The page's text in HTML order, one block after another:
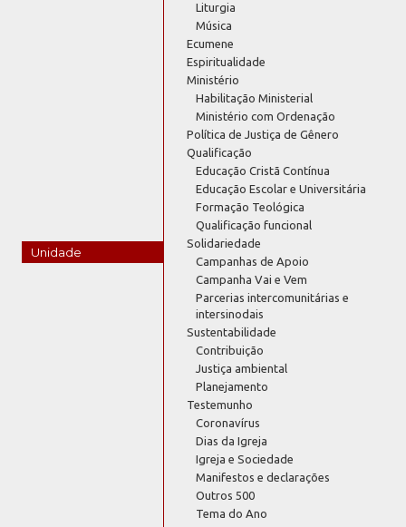
Unidade
Liturgia
Música
Ecumene
Espiritualidade
Ministério
Habilitação Ministerial
Ministério com Ordenação
Política de Justiça de Gênero
Qualificação
Educação Cristã Contínua
Educação Escolar e Universitária
Formação Teológica
Qualificação funcional
Solidariedade
Campanhas de Apoio
Campanha Vai e Vem
Parcerias intercomunitárias e
intersinodais
Sustentabilidade
Contribuição
Justiça ambiental
Planejamento
Testemunho
Coronavírus
Dias da Igreja
Igreja e Sociedade
Manifestos e declarações
Outros 500
Tema do Ano